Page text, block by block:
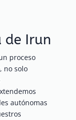
de Irun
proceso
no solo
autónomas